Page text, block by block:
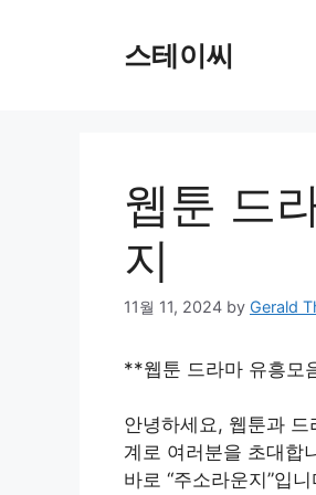
스테이씨
웹툰 드
지
11월 11, 2024 by Gerald
**웹툰 드라마 유흥모
안녕하세요, 웹툰과
계로 여러분을 초대합
바로 “주소라운지”입